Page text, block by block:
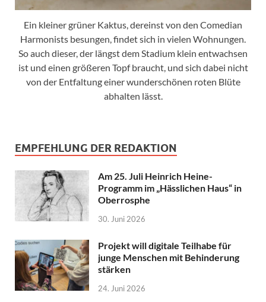
Ein kleiner grüner Kaktus, dereinst von den Comedian
Harmonists besungen, findet sich in vielen Wohnungen.
So auch dieser, der längst dem Stadium klein entwachsen
ist und einen größeren Topf braucht, und sich dabei nicht
von der Entfaltung einer wunderschönen roten Blüte
abhalten lässt.
EMPFEHLUNG DER REDAKTION
Am 25. Juli Heinrich Heine-
Programm im „Hässlichen Haus“ in
Oberrosphe
30. Juni 2026
Projekt will digitale Teilhabe für
junge Menschen mit Behinderung
stärken
24. Juni 2026